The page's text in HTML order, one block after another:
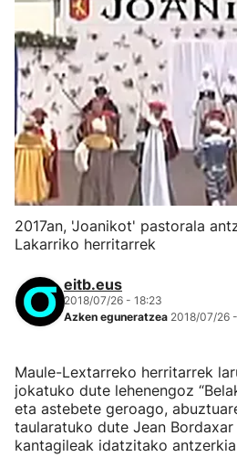
2017an, 'Joanikot' pastorala
Lakarriko herritarrek
eitb.eus
2018/07/26 - 18:23
Azken eguneratzea 2018/07/26
Maule-Lextarreko herritarrek
jokatuko dute lehenengoz
eta astebete geroago,
taularatuko dute Jean
kantagileak idatzitako